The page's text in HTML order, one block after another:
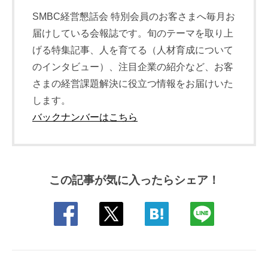
SMBC経営懇話会 特別会員のお客さまへ毎月お
届けしている会報誌です。旬のテーマを取り上
げる特集記事、人を育てる（人材育成について
のインタビュー）、注目企業の紹介など、お客
さまの経営課題解決に役立つ情報をお届けいた
します。
バックナンバーはこちら
この記事が気に入ったらシェア！